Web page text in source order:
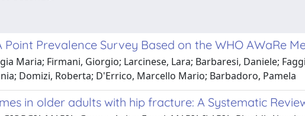
Point Prevalence Survey Based on the WHO AWaRe
Maria; Firmani, Giorgio; Larcinese, Lara; Barbaresi, Daniele;
Domizi, Roberta; D'Errico, Marcello Mario; Barbadoro, Pamela
in older adults with hip fracture: A Systematic